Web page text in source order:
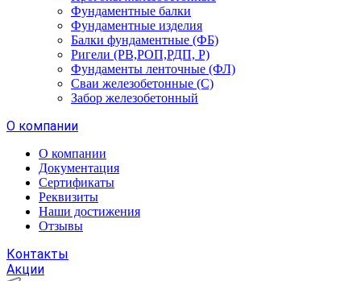
Фундаментные балки
Фундаментные изделия
Балки фундаментные (ФБ)
Ригели (РВ,РОП,РДП, Р)
Фундаменты ленточные (ФЛ)
Сваи железобетонные (С)
Забор железобетонный
О компании
О компании
Документация
Сертификаты
Реквизиты
Наши достижения
Отзывы
Контакты
Акции